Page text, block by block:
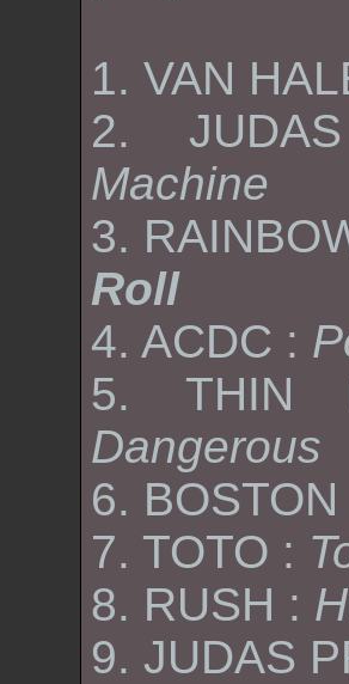
1. VAN
2.
Machine
3.
Roll
4. ACDC :
5. THIN
Dangerous
6. BOSTON
7. TOTO :
8. RUSH :
9. JUDAS